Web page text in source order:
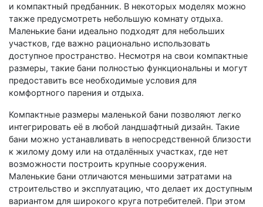
и компактный предбанник. В некоторых моделях можно
также предусмотреть небольшую комнату отдыха.
Маленькие бани идеально подходят для небольших
участков, где важно рационально использовать
доступное пространство. Несмотря на свои компактные
размеры, такие бани полностью функциональны и могут
предоставить все необходимые условия для
комфортного парения и отдыха.
Компактные размеры маленькой бани позволяют легко
интегрировать её в любой ландшафтный дизайн. Такие
бани можно устанавливать в непосредственной близости
к жилому дому или на отдалённых участках, где нет
возможности построить крупные сооружения.
Маленькие бани отличаются меньшими затратами на
строительство и эксплуатацию, что делает их доступным
вариантом для широкого круга потребителей. При этом